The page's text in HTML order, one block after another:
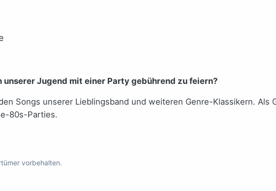
unserer Jugend mit einer Party gebührend zu feiern?
Songs unserer Lieblingsband und weiteren Genre-Klassikern. Als
80s-Parties.
vorbehalten.